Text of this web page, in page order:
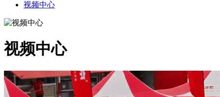
视频中心
视频中心